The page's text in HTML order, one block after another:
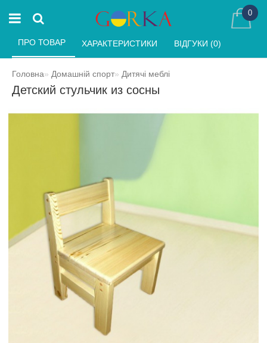
0
Головна Домашній спорт Дитячі меблі
Детский стульчик из сосны
ПРО ТОВАР ХАРАКТЕРИСТИКИ ВІДГУКИ (0)